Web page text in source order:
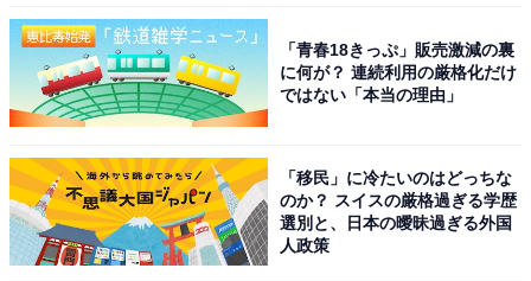
「青春18きっぷ」販売激減の裏
に何が？ 連続利用の厳格化だけ
ではない「本当の理由」
「移民」に冷たいのはどっちな
のか？ スイスの厳格過ぎる学歴
選別と、日本の曖昧過ぎる外国
人政策